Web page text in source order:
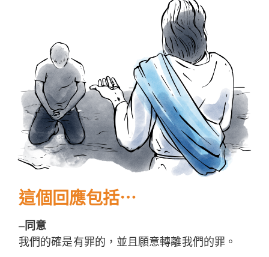
這個回應包括⋯
– 同意
我們的確是有罪的，並且願意轉離我們的罪。